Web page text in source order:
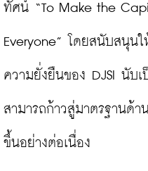
ทัศน์ “To Make the
Everyone” โดยสนับสนุน
ความยั่งยืนของ DJSI นับ
สามารถก้าวสู่มาตรฐานด้
ขึ้นอย่างต่อเนื่อง